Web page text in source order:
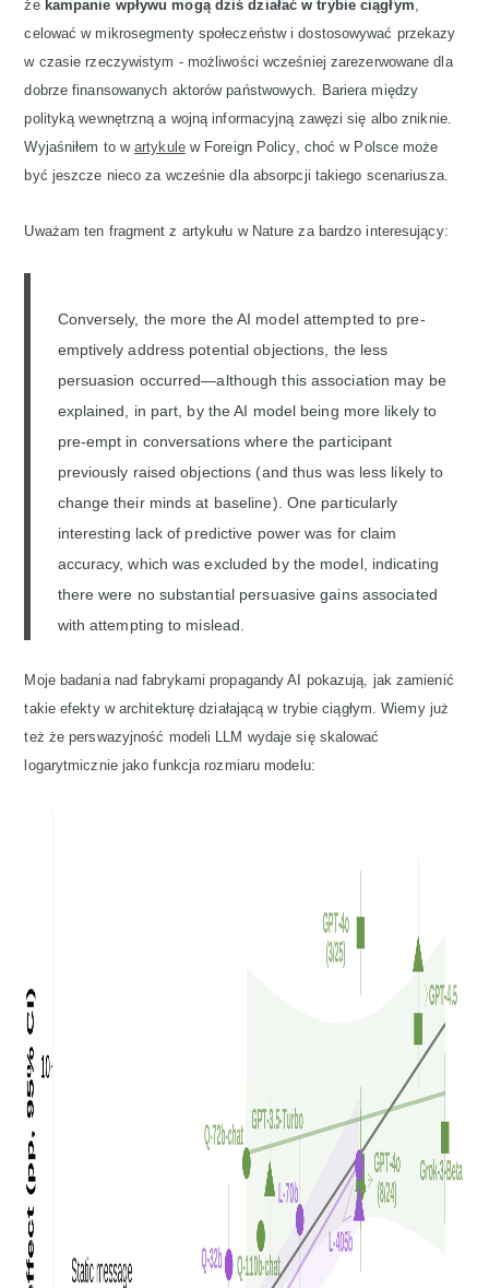
że kampanie wpływu mogą dziś działać w trybie ciągłym
celować w mikrosegmenty społeczeństw i dostosowywać przekazy
w czasie rzeczywistym - możliwości wcześniej zarezerwowane dla
dobrze finansowanych aktorów państwowych. Bariera między
polityką wewnętrzną a wojną informacyjną zawęzi się albo zniknie.
Wyjaśniłem to wartykulew Foreign Policy, choć w Polsce może
być jeszcze nieco za wcześnie dla absorpcji takiego scenariusza.
Uważam ten fragment z artykułu w Nature za bardzo interesujący:
Conversely, the more the AI model attempted to pre-
emptively address potential objections, the less
persuasion occurred—although this association may be
explained, in part, by the AI model being more likely to
pre-empt in conversations where the participant
previously raised objections (and thus was less likely to
change their minds at baseline). One particularly
interesting lack of predictive power was for claim
accuracy, which was excluded by the model, indicating
there were no substantial persuasive gains associated
with attempting to mislead.
Moje badania nad fabrykami propagandy AI pokazują, jak zamienić
takie efekty w architekturę działającą w trybie ciągłym. Wiemy już
też że perswazyjność modeli LLM wydaje się skalować
logarytmicznie jako funkcja rozmiaru modelu: